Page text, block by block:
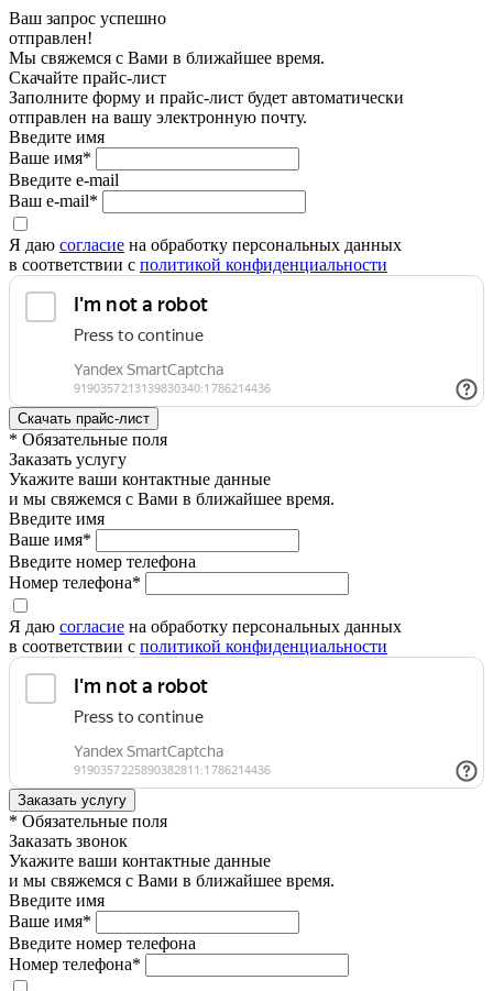
Ваш запрос успешно
отправлен!
Мы свяжемся с Вами в ближайшее время.
Скачайте прайс-лист
Заполните форму и прайс-лист будет автоматически
отправлен на вашу электронную почту.
Введите имя
Ваше имя*
Введите e-mail
Ваш e-mail*
Я даю согласие на обработку персональных данных
в соответствии с политикой конфиденциальности
* Обязательные поля
Заказать услугу
Укажите ваши контактные данные
и мы свяжемся с Вами в ближайшее время.
Введите имя
Ваше имя*
Введите номер телефона
Номер телефона*
Я даю согласие на обработку персональных данных
в соответствии с политикой конфиденциальности
* Обязательные поля
Заказать звонок
Укажите ваши контактные данные
и мы свяжемся с Вами в ближайшее время.
Введите имя
Ваше имя*
Введите номер телефона
Номер телефона*